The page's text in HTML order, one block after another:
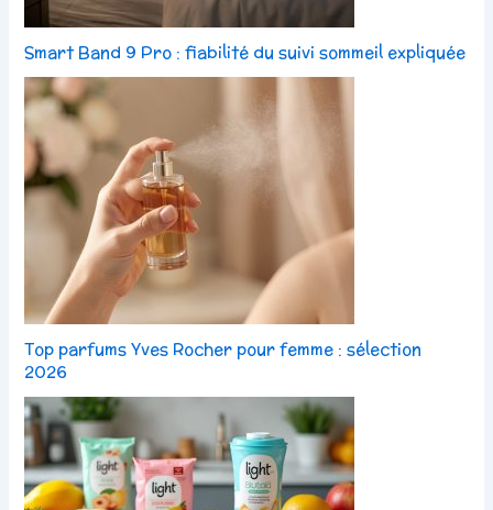
Smart Band 9 Pro : fiabilité du suivi sommeil expliquée
Top parfums Yves Rocher pour femme : sélection
2026